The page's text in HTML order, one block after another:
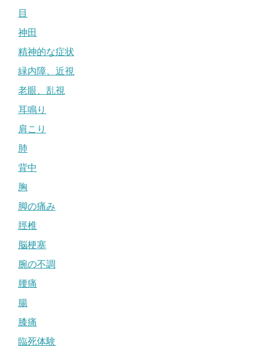
目
神田
精神的な症状
緑内障、近視
老眼、乱視
耳鳴り
肩こり
肺
背中
胸
脚の痛み
脛椎
脳梗塞
腕の不調
腰痛
腸
膝痛
臨死体験